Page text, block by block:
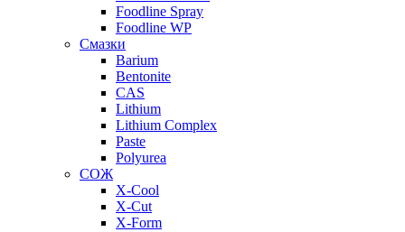
Foodline Spray
Foodline WP
Смазки
Barium
Bentonite
CAS
Lithium
Lithium Complex
Paste
Polyurea
СОЖ
X-Cool
X-Cut
X-Form